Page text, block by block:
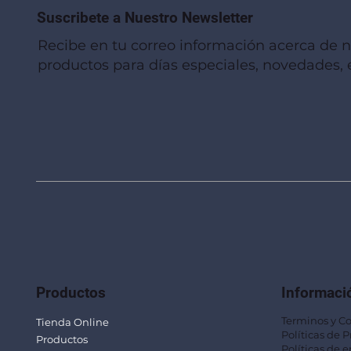
Suscribete a Nuestro Newsletter
Recibe en tu correo información acerca de
productos para días especiales, novedades,
Productos
Tienda Online
Productos
Terminos y
Políticas de